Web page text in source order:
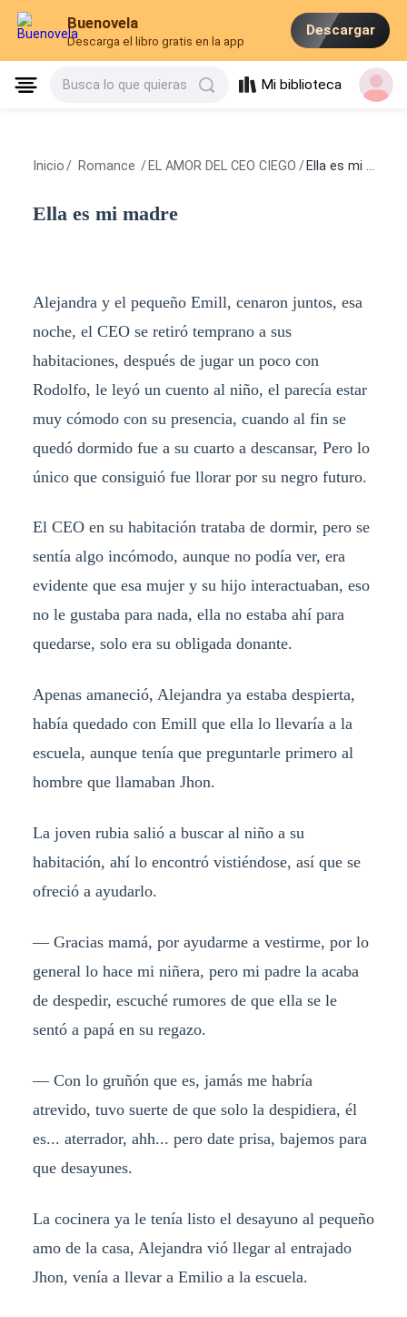
Buenovela
Descarga el libro gratis en la app
Descargar
Busca lo que quieras Mi biblioteca
Inicio / Romance / EL AMOR DEL CEO CIEGO / Ella es mi madre
Ella es mi madre
Alejandra y el pequeño Emill, cenaron juntos, esa
noche, el CEO se retiró temprano a sus
habitaciones, después de jugar un poco con
Rodolfo, le leyó un cuento al niño, el parecía estar
muy cómodo con su presencia, cuando al fin se
quedó dormido fue a su cuarto a descansar, Pero lo
único que consiguió fue llorar por su negro futuro.
El CEO en su habitación trataba de dormir, pero se
sentía algo incómodo, aunque no podía ver, era
evidente que esa mujer y su hijo interactuaban, eso
no le gustaba para nada, ella no estaba ahí para
quedarse, solo era su obligada donante.
Apenas amaneció, Alejandra ya estaba despierta,
había quedado con Emill que ella lo llevaría a la
escuela, aunque tenía que preguntarle primero al
hombre que llamaban Jhon.
La joven rubia salió a buscar al niño a su
habitación, ahí lo encontró vistiéndose, así que se
ofreció a ayudarlo.
— Gracias mamá, por ayudarme a vestirme, por lo
general lo hace mi niñera, pero mi padre la acaba
de despedir, escuché rumores de que ella se le
sentó a papá en su regazo.
— Con lo gruñón que es, jamás me habría
atrevido, tuvo suerte de que solo la despidiera, él
es... aterrador, ahh... pero date prisa, bajemos para
que desayunes.
La cocinera ya le tenía listo el desayuno al pequeño
amo de la casa, Alejandra vió llegar al entrajado
Jhon, venía a llevar a Emilio a la escuela.